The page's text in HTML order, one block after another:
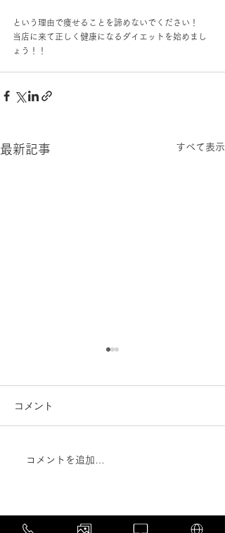
という理由で痩せることを諦めないでください！
当店に来て正しく健康になるダイエットを始めまし
ょう！！
最新記事 すべて表示
肥満対策は「体重を減ら
クの関係
コメント
コメントを追加…